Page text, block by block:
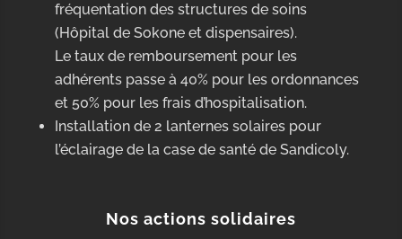
fréquentation des structures de soins
(Hôpital de Sokone et dispensaires).
Le taux de remboursement pour les
adhérents passe à 40% pour les ordonnances
et 50% pour les frais d’hospitalisation.
Installation de 2 lanternes solaires pour
l’éclairage de la case de santé de Sandicoly.
Nos actions solidaires